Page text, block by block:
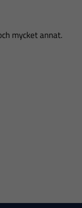
mycket annat.